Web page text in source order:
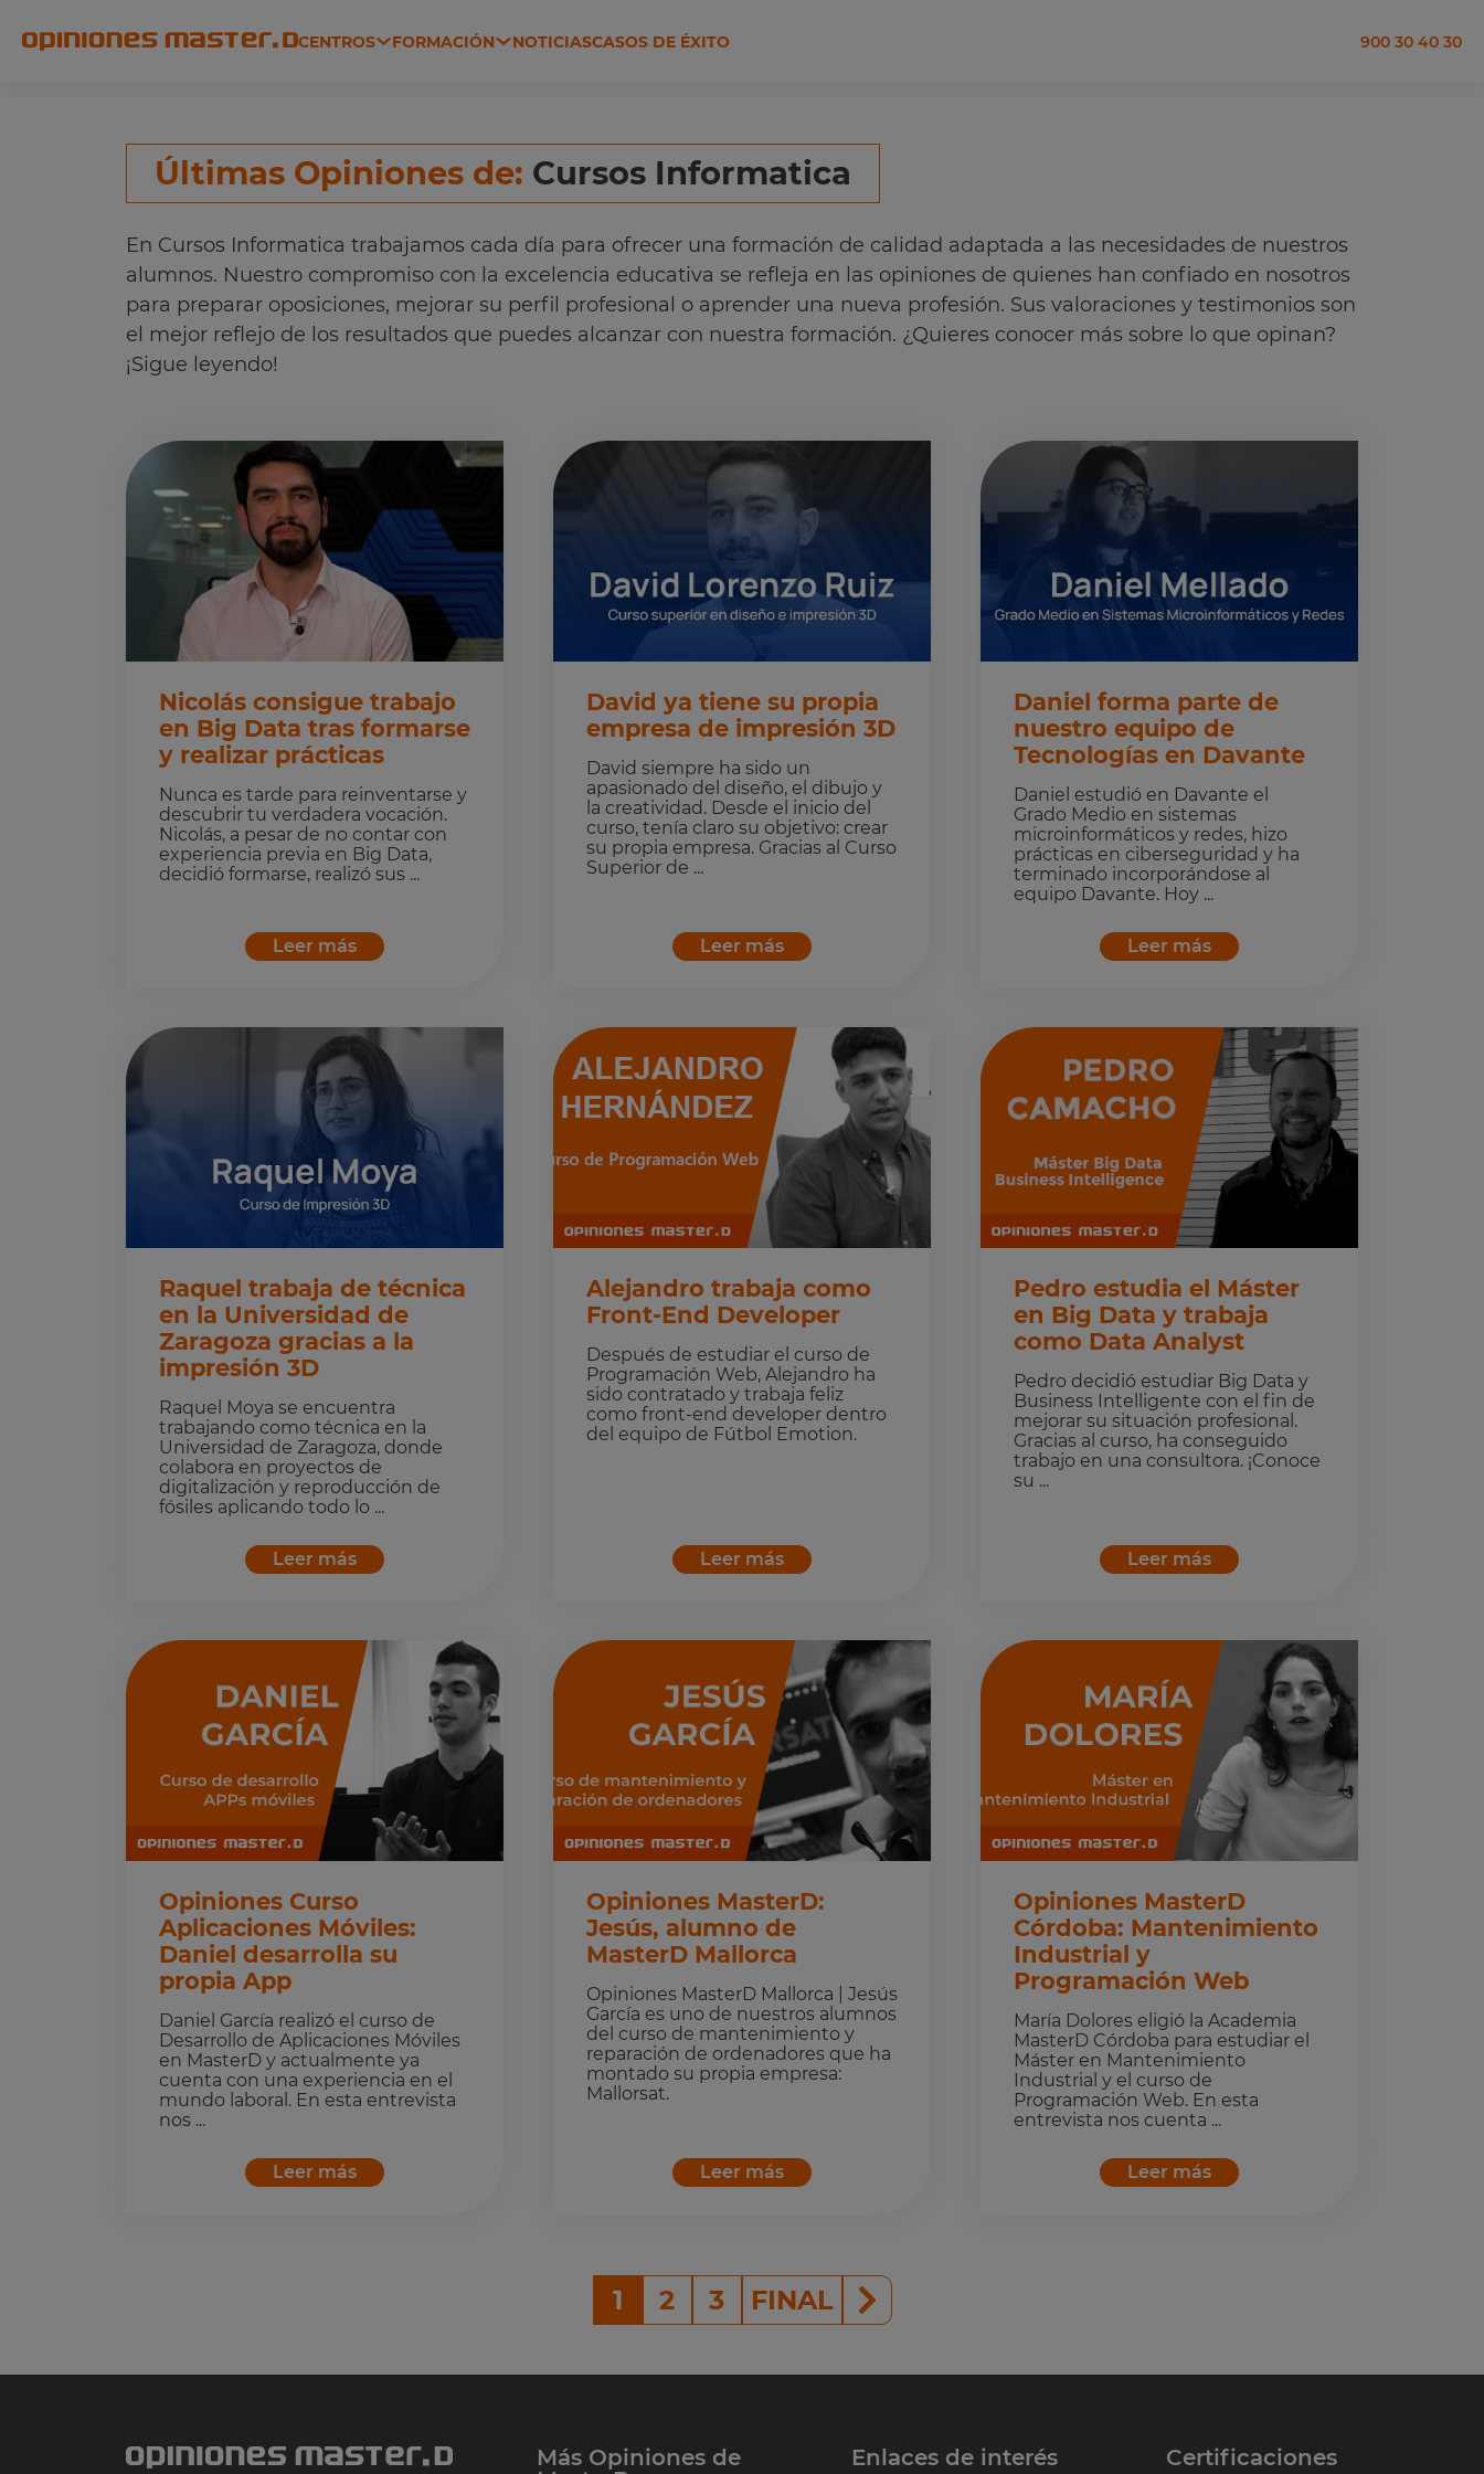
CENTROS FORMACIÓN NOTICIASCASOS DE ÉXITO 900 30 40 30
Últimas Opiniones de: Cursos Informatica
En Cursos Informatica trabajamos cada día para ofrecer una formación de calidad adaptada a las necesidades de nuestros
alumnos. Nuestro compromiso con la excelencia educativa se refleja en las opiniones de quienes han confiado en nosotros
para preparar oposiciones, mejorar su perfil profesional o aprender una nueva profesión. Sus valoraciones y testimonios son
el mejor reflejo de los resultados que puedes alcanzar con nuestra formación. ¿Quieres conocer más sobre lo que opinan?
¡Sigue leyendo!
Nicolás consigue trabajo
en Big Data tras formarse
y realizar prácticas
Nunca es tarde para reinventarse y
descubrir tu verdadera vocación.
Nicolás, a pesar de no contar con
experiencia previa en Big Data,
decidió formarse, realizó sus ...
Leer más
David ya tiene su propia
empresa de impresión 3D
David siempre ha sido un
apasionado del diseño, el dibujo y
la creatividad. Desde el inicio del
curso, tenía claro su objetivo: crear
su propia empresa. Gracias al Curso
Superior de ...
Leer más
Daniel forma parte de
nuestro equipo de
Tecnologías en Davante
Daniel estudió en Davante el
Grado Medio en sistemas
microinformáticos y redes, hizo
prácticas en ciberseguridad y ha
terminado incorporándose al
equipo Davante. Hoy ...
Leer más
Raquel trabaja de técnica
en la Universidad de
Zaragoza gracias a la
impresión 3D
Raquel Moya se encuentra
trabajando como técnica en la
Universidad de Zaragoza, donde
colabora en proyectos de
digitalización y reproducción de
fósiles aplicando todo lo ...
Leer más
Alejandro trabaja como
Front-End Developer
Después de estudiar el curso de
Programación Web, Alejandro ha
sido contratado y trabaja feliz
como front-end developer dentro
del equipo de Fútbol Emotion.
Leer más
Pedro estudia el Máster
en Big Data y trabaja
como Data Analyst
Pedro decidió estudiar Big Data y
Business Intelligente con el fin de
mejorar su situación profesional.
Gracias al curso, ha conseguido
trabajo en una consultora. ¡Conoce
su ...
Leer más
Opiniones Curso
Aplicaciones Móviles:
Daniel desarrolla su
propia App
Daniel García realizó el curso de
Desarrollo de Aplicaciones Móviles
en MasterD y actualmente ya
cuenta con una experiencia en el
mundo laboral. En esta entrevista
nos ...
Leer más
Opiniones MasterD:
Jesús, alumno de
MasterD Mallorca
Opiniones MasterD Mallorca | Jesús
García es uno de nuestros alumnos
del curso de mantenimiento y
reparación de ordenadores que ha
montado su propia empresa:
Mallorsat.
Leer más
Opiniones MasterD
Córdoba: Mantenimiento
Industrial y
Programación Web
María Dolores eligió la Academia
MasterD Córdoba para estudiar el
Máster en Mantenimiento
Industrial y el curso de
Programación Web. En esta
entrevista nos cuenta ...
Leer más
1 2 3 FINAL
Más Opiniones de
Enlaces de interés Certificaciones